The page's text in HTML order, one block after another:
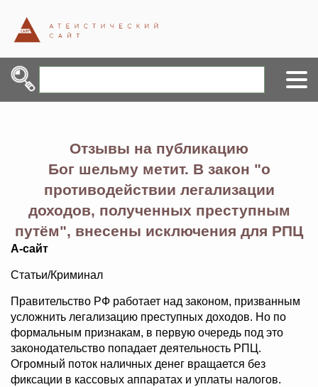
Отзывы на публикацию
Бог шельму метит. В закон "о
противодействии легализации
доходов, полученных преступным
путём", внесены исключения для РПЦ
А-сайт
Статьи/Криминал
Правительство РФ работает над законом, призванным
усложнить легализацию преступных доходов. Но по
формальным признакам, в первую очередь под это
законодательство попадает деятельность РПЦ.
Огромный поток наличных денег вращается без
фиксации в кассовых аппаратах и уплаты налогов.